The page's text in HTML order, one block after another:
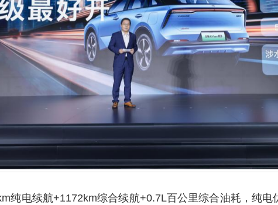
纯电续航+1172km综合续航+0.7L百公里综合油耗，纯电